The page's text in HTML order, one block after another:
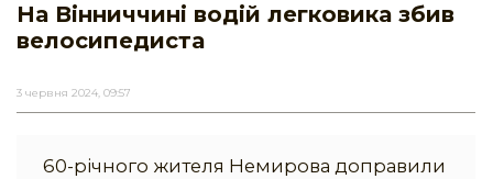
На Вінниччині водій легковика збив
велосипедиста
3 червня 2024, 09:57
60-річного жителя Немирова доправили